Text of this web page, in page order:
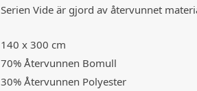
Serien Vide är gjord av återvunnet
140 x 300 cm
70% Återvunnen Bomull
30% Återvunnen Polyester